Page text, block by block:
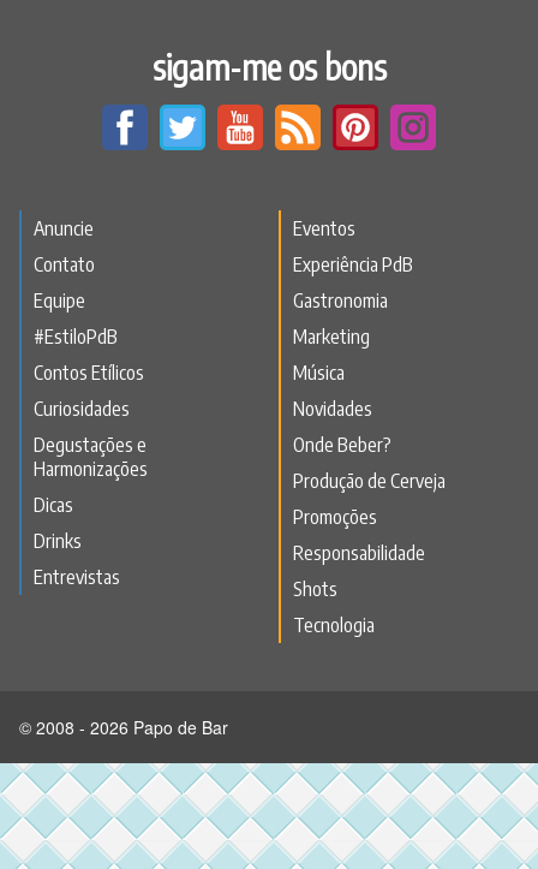
sigam-me os bons
Anuncie
Contato
Equipe
#EstiloPdB
Contos Etílicos
Curiosidades
Degustações e
Harmonizações
Dicas
Drinks
Entrevistas
Eventos
Experiência PdB
Gastronomia
Marketing
Música
Novidades
Onde Beber?
Produção de Cerveja
Promoções
Responsabilidade
Shots
Tecnologia
© 2008 - 2026 Papo de Bar